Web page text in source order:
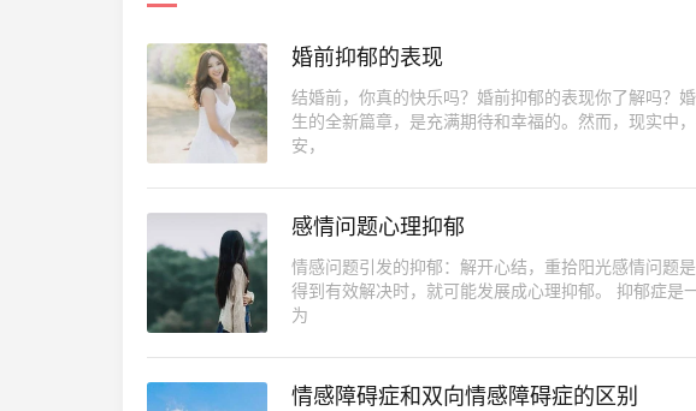
婚前抑郁的表现
结婚前，你真的快乐吗？婚前抑郁的表现你了解吗？
生的全新篇章，是充满期待和幸福的。然而，现实中
安，
感情问题心理抑郁
情感问题引发的抑郁：解开心结，重拾阳光感情问题
得到有效解决时，就可能发展成心理抑郁。 抑郁症是一种严重的精神疾病，它会影响一个人的情绪、思维和行
为
情感障碍症和双向情感障碍症的区别